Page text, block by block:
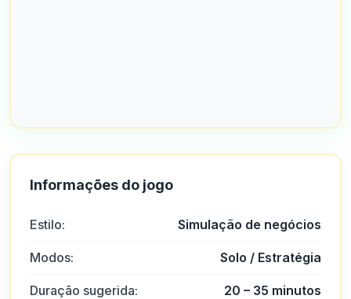
Informações do jogo
Estilo: Simulação de negócios
Modos: Solo / Estratégia
Duração sugerida: 20 – 35 minutos